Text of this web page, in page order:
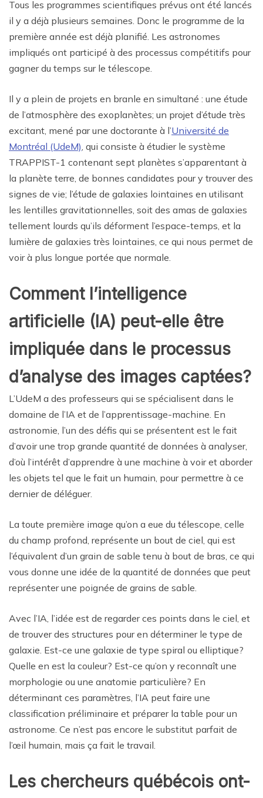
Tous les programmes scientifiques prévus ont été lancés
il y a déjà plusieurs semaines. Donc le programme de la
première année est déjà planifié. Les astronomes
impliqués ont participé à des processus compétitifs pour
gagner du temps sur le télescope.
Il y a plein de projets en branle en simultané : une étude
de l’atmosphère des exoplanètes; un projet d’étude très
excitant, mené par une doctorante à l’Université de
Montréal (UdeM) , qui consiste à étudier le système
TRAPPIST-1 contenant sept planètes s’apparentant à
la planète terre, de bonnes candidates pour y trouver des
signes de vie; l’étude de galaxies lointaines en utilisant
les lentilles gravitationnelles, soit des amas de galaxies
tellement lourds qu’ils déforment l’espace-temps, et la
lumière de galaxies très lointaines, ce qui nous permet de
voir à plus longue portée que normale.
Comment l’intelligence
artificielle (IA) peut-elle être
impliquée dans le processus
d’analyse des images captées?
L’UdeM a des professeurs qui se spécialisent dans le
domaine de l’IA et de l’apprentissage-machine. En
astronomie, l’un des défis qui se présentent est le fait
d’avoir une trop grande quantité de données à analyser,
d’où l’intérêt d’apprendre à une machine à voir et aborder
les objets tel que le fait un humain, pour permettre à ce
dernier de déléguer.
La toute première image qu’on a eue du télescope, celle
du champ profond, représente un bout de ciel, qui est
l’équivalent d’un grain de sable tenu à bout de bras, ce qui
vous donne une idée de la quantité de données que peut
représenter une poignée de grains de sable.
Avec l’IA, l’idée est de regarder ces points dans le ciel, et
de trouver des structures pour en déterminer le type de
galaxie. Est-ce une galaxie de type spiral ou elliptique?
Quelle en est la couleur? Est-ce qu’on y reconnaît une
morphologie ou une anatomie particulière? En
déterminant ces paramètres, l’IA peut faire une
classification préliminaire et préparer la table pour un
astronome. Ce n’est pas encore le substitut parfait de
l’œil humain, mais ça fait le travail.
Les chercheurs québécois ont-